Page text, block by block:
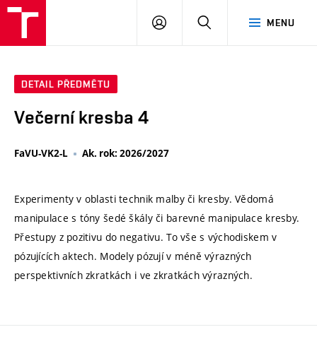
MENU
PŘIHLÁSIT
DETAIL PŘEDMĚTU
Večerní kresba 4
FaVU-VK2-L Ak. rok: 2026/2027
Experimenty v oblasti technik malby či kresby. Vědomá
manipulace s tóny šedé škály či barevné manipulace kresby.
Přestupy z pozitivu do negativu. To vše s východiskem v
pózujících aktech. Modely pózují v méně výrazných
perspektivních zkratkách i ve zkratkách výrazných.